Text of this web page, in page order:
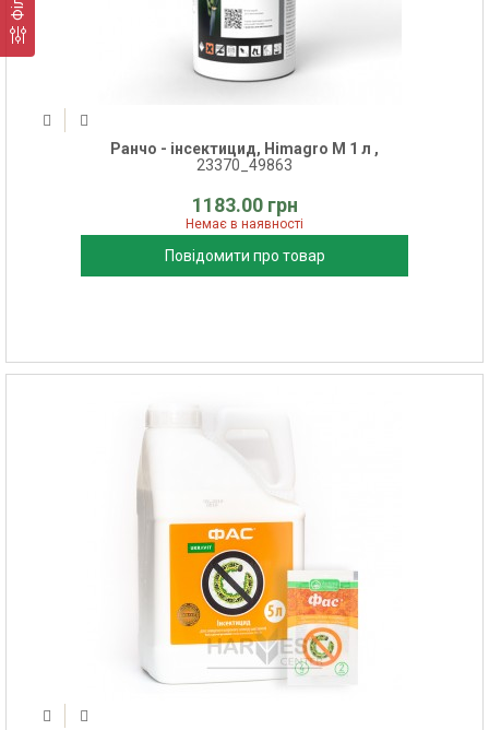
Ранчо - інсектицид, Himagro M 1 л ,
23370_49863
1183.00 грн
Немає в наявності
Повідомити про товар